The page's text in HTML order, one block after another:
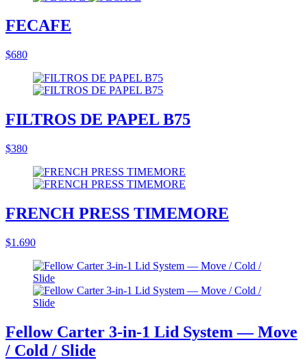
FECAFE
$680
FILTROS DE PAPEL B75
$380
FRENCH PRESS TIMEMORE
$1.690
Fellow Carter 3-in-1 Lid System — Move
/ Cold / Slide